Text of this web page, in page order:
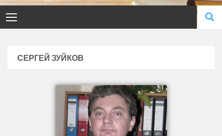
СЕРГЕЙ ЗУЙКОВ